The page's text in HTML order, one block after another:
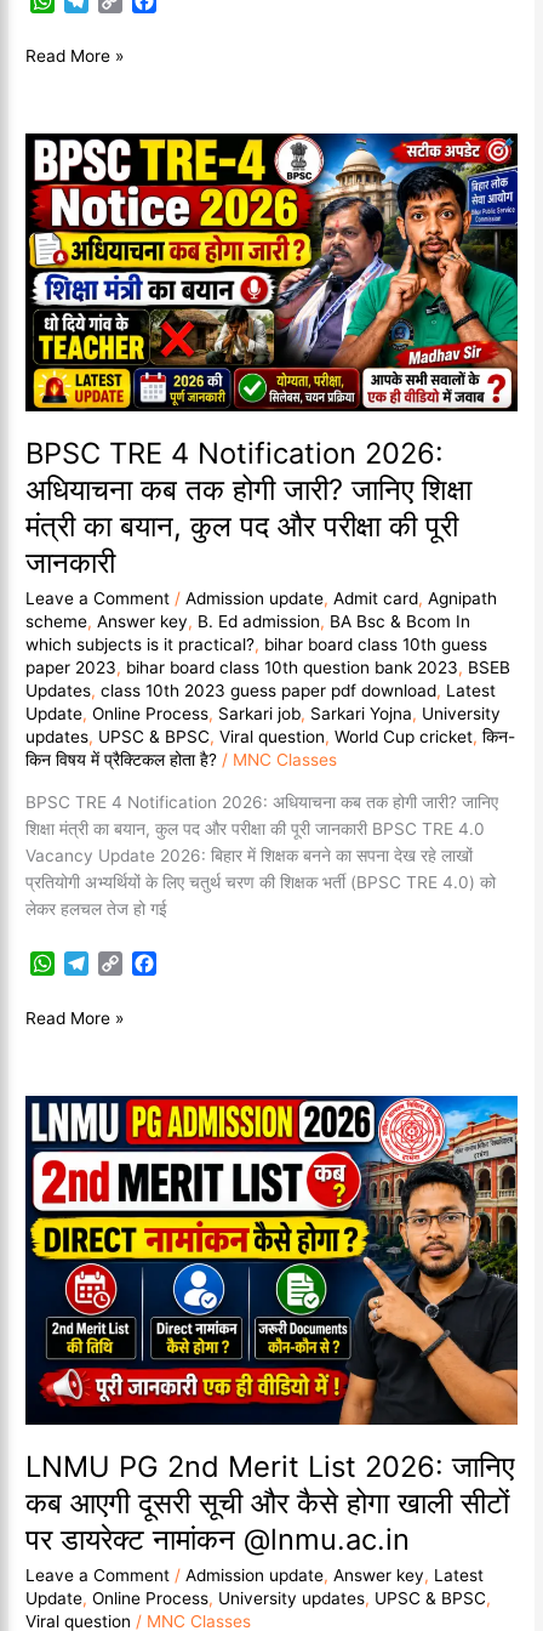
a
p
p
l
a
m
n
k
o
Read More »
BPSC TRE 4 Notification 2026:
अधियाचना कब तक होगी जारी? जानिए शिक्षा
मंत्री का बयान, कुल पद और परीक्षा की पूरी
जानकारी
Leave a Comment /Admission update,Admit card,Agnipath
scheme,Answer key, B. Ed admission, BA Bsc & Bcom In
which subjects is it practical?, bihar board class 10th guess
paper 2023, bihar board class 10th question bank 2023, BSEB
Updates,class 10th 2023 guess paper pdf download, Latest
Update,Online Process, Sarkari job, Sarkari Yojna, University
updates, UPSC & BPSC,Viral question,World Cup cricket,किन-
किन विषय में प्रैक्टिकल होता है? / MNC Classes
BPSC TRE 4 Notification 2026: अधियाचना कब तक होगी जारी? जानिए
शिक्षा मंत्री का बयान, कुल पद और परीक्षा की पूरी जानकारी BPSC TRE 4.0
Vacancy Update 2026: बिहार में शिक्षक बनने का सपना देख रहे लाखों
प्रतियोगी अभ्यर्थियों के लिए चतुर्थ चरण की शिक्षक भर्ती (BPSC TRE 4.0) को
लेकर हलचल तेज हो गई
W
a
p
p
l
a
m
C
n
k
o
k
BPSC
TRE
4
Notification
2026:
अधियाचना
कब
तक
होगी
जारी?
जानिए
शिक्षा
मंत्री
का
बयान,
पद
और
परीक्षा
की
पूरी
जानकारी
Read More »
LNMU PG 2nd Merit List 2026: जानिए
कब आएगी दूसरी सूची और कैसे होगा खाली सीटों
पर डायरेक्ट नामांकन @lnmu.ac.in
Leave a Comment /Admission update,Answer key, Latest
Update,Online Process, University updates, UPSC & BPSC,
Viral question / MNC Classes
LNMU
PG
2nd
Merit
List
2026:
जानिए
आएगी
सूची
और
कैसे
होगा
खाली
सीटों
पर
नामांकन
@lnmu.ac.in